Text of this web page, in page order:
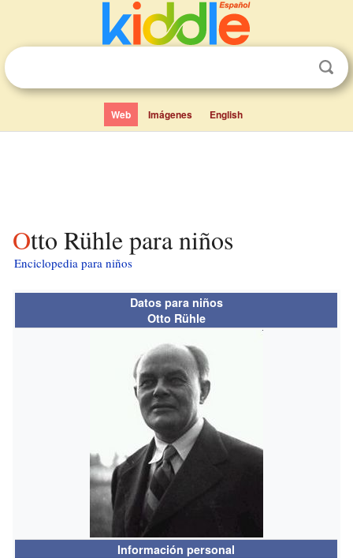
Web Imágenes English
Otto Rühle para niños
Enciclopedia para niños
Datos para niños
Otto Rühle
Información personal